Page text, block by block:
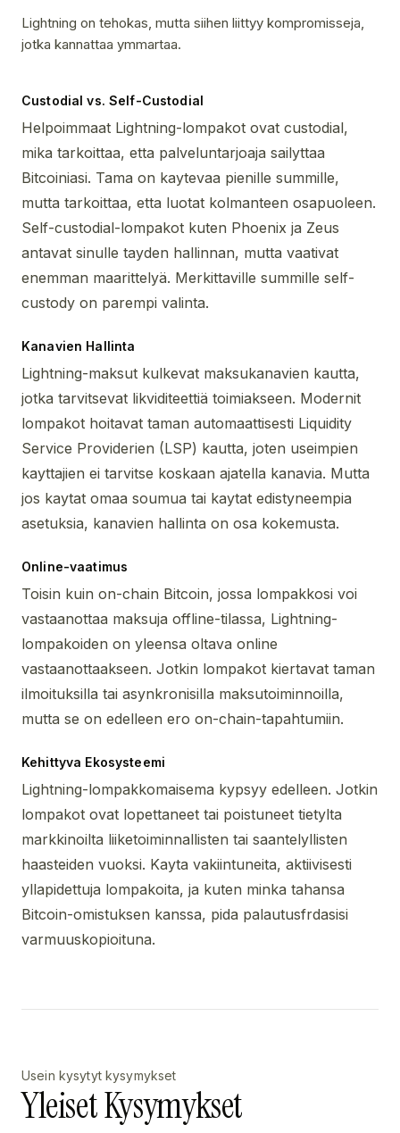
Lightning on tehokas, mutta siihen liittyy kompromisseja,
jotka kannattaa ymmartaa.
Custodial vs. Self-Custodial
Helpoimmaat Lightning-lompakot ovat custodial,
mika tarkoittaa, etta palveluntarjoaja sailyttaa
Bitcoiniasi. Tama on kaytevaa pienille summille,
mutta tarkoittaa, etta luotat kolmanteen osapuoleen.
Self-custodial-lompakot kuten Phoenix ja Zeus
antavat sinulle tayden hallinnan, mutta vaativat
enemman maarittelyä. Merkittaville summille self-
custody on parempi valinta.
Kanavien Hallinta
Lightning-maksut kulkevat maksukanavien kautta,
jotka tarvitsevat likviditeettiä toimiakseen. Modernit
lompakot hoitavat taman automaattisesti Liquidity
Service Providerien (LSP) kautta, joten useimpien
kayttajien ei tarvitse koskaan ajatella kanavia. Mutta
jos kaytat omaa soumua tai kaytat edistyneempia
asetuksia, kanavien hallinta on osa kokemusta.
Online-vaatimus
Toisin kuin on-chain Bitcoin, jossa lompakkosi voi
vastaanottaa maksuja offline-tilassa, Lightning-
lompakoiden on yleensa oltava online
vastaanottaakseen. Jotkin lompakot kiertavat taman
ilmoituksilla tai asynkronisilla maksutoiminnoilla,
mutta se on edelleen ero on-chain-tapahtumiin.
Kehittyva Ekosysteemi
Lightning-lompakkomaisema kypsyy edelleen. Jotkin
lompakot ovat lopettaneet tai poistuneet tietylta
markkinoilta liiketoiminnallisten tai saantelyllisten
haasteiden vuoksi. Kayta vakiintuneita, aktiivisesti
yllapidettuja lompakoita, ja kuten minka tahansa
Bitcoin-omistuksen kanssa, pida palautusfrdasisi
varmuuskopioituna.
Usein kysytyt kysymykset
Yleiset Kysymykset